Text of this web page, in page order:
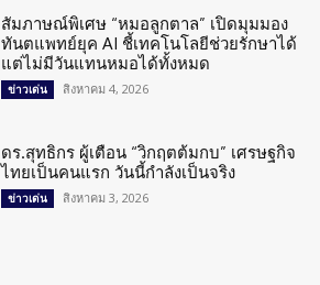
สัมภาษณ์พิเศษ “หมอลูกตาล” เปิดมุมมอง
ทันตแพทย์ยุค AI ชี้เทคโนโลยีช่วยรักษาได้
แต่ไม่มีวันแทนหมอได้ทั้งหมด
ข่าวเด่น สิงหาคม 4, 2026
ดร.สุทธิกร ผู้เตือน “วิกฤตต้มกบ” เศรษฐกิจ
ไทยเป็นคนแรก วันนี้กำลังเป็นจริง
ข่าวเด่น สิงหาคม 3, 2026